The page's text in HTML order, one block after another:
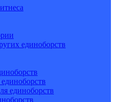
единоборств
единоборств